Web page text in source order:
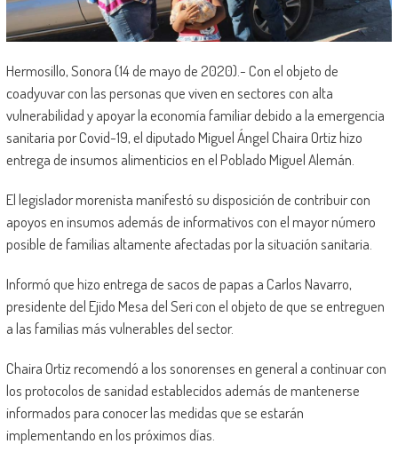
Hermosillo, Sonora (14 de mayo de 2020).- Con el objeto de
coadyuvar con las personas que viven en sectores con alta
vulnerabilidad y apoyar la economía familiar debido a la emergencia
sanitaria por Covid-19, el diputado Miguel Ángel Chaira Ortiz hizo
entrega de insumos alimenticios en el Poblado Miguel Alemán.
El legislador morenista manifestó su disposición de contribuir con
apoyos en insumos además de informativos con el mayor número
posible de familias altamente afectadas por la situación sanitaria.
Informó que hizo entrega de sacos de papas a Carlos Navarro,
presidente del Ejido Mesa del Seri con el objeto de que se entreguen
a las familias más vulnerables del sector.
Chaira Ortiz recomendó a los sonorenses en general a continuar con
los protocolos de sanidad establecidos además de mantenerse
informados para conocer las medidas que se estarán
implementando en los próximos días.